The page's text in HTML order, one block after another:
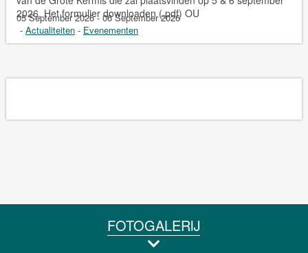
2026. Het formulier downloaden (.pdf) OU
05 September 2026 - 06 September 2026
- Actualiteiten- Evenementen
FOTOGALERIJ